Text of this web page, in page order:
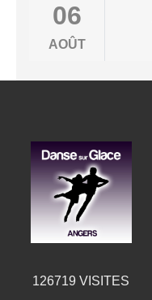
06
AOÛT
126719 VISITES